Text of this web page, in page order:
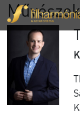
Művészek